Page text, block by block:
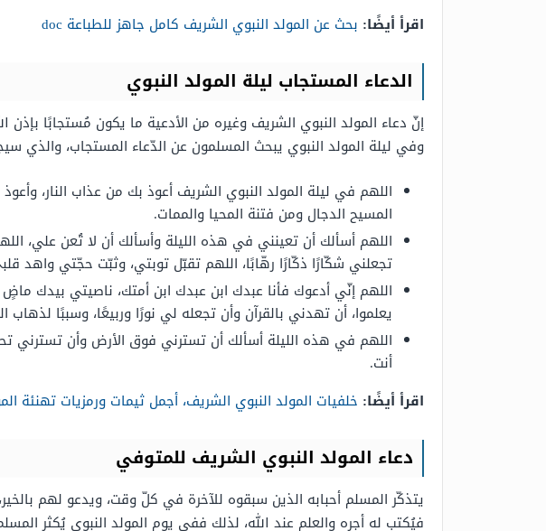
اقرأ أيضًا: بحث عن المولد النبوي الشريف كامل جاهز للطباعة doc
الدعاء المستجاب ليلة المولد النبوي
إنّ دعاء المولد النبوي الشريف وغيره من الأدعية ما يكون مُستجابًا
وفي ليلة المولد النبوي يبحث المسلمون عن الدّعاء المستجاب، والذي
اللهم في ليلة المولد النبوي الشريف أعوذ بك من عذاب النار،
المسيح الدجال ومن فتنة المحيا والممات.
اللهم أسألك أن تعينني في هذه الليلة وأسألك أن لا تُعن علي،
تجعلني شكّارًا ذكّارًا رهّابًا، اللهم تقبّل توبتي، وثبّت حجّتي واهد
اللهم إنّي أدعوك فأنا عبدك ابن عبدك ابن أمتك، ناصيتي بيدك
يعلموا، أن تهدني بالقرآن وأن تجعله لي نورًا وربيعًا، وسببًا لذهاب
اللهم في هذه الليلة أسألك أن تسترني فوق الأرض وأن تسترني
أنت.
اقرأ أيضًا: خلفيات المولد النبوي الشريف، أجمل ثيمات ورمزيات تهنئة
دعاء المولد النبوي الشريف للمتوفي
يتذكّر المسلم أحبابه الذين سبقوه للآخرة في كلّ وقت، ويدعو لهم
فيُكتب له أجره والعلم عند الله، لذلك ففي يوم المولد النبوي يُكثر